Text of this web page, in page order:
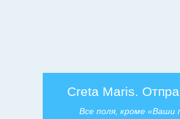
Creta Maris.
Все поля, кроме «Ваши